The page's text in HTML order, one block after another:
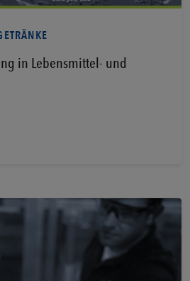
in Lebensmittel- und